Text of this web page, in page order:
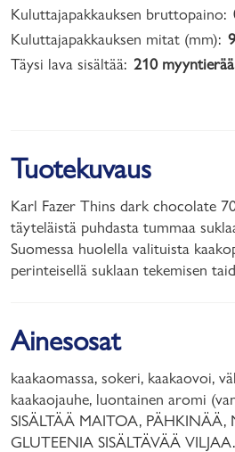
Kuluttajapakkauksen bruttopaino:
Kuluttajapakkauksen mitat (mm):
Täysi lava sisältää: 210 myyntierää
Tuotekuvaus
Karl Fazer Thins dark chocolate
täyteläistä puhdasta tummaa
Suomessa huolella valituista
perinteisellä suklaan tekemisen
Ainesosat
kaakaomassa, sokeri, kaakaovoi,
kaakaojauhe, luontainen aromi
SISÄLTÄÄ MAITOA, PÄHKINÄÄ,
GLUTEENIA SISÄLTÄVÄÄ